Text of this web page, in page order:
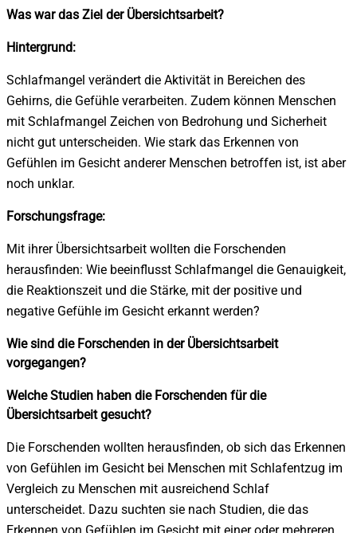
Was war das Ziel der Übersichtsarbeit?
Hintergrund:
Schlafmangel verändert die Aktivität in Bereichen des
Gehirns, die Gefühle verarbeiten. Zudem können Menschen
mit Schlafmangel Zeichen von Bedrohung und Sicherheit
nicht gut unterscheiden. Wie stark das Erkennen von
Gefühlen im Gesicht anderer Menschen betroffen ist, ist aber
noch unklar.
Forschungsfrage:
Mit ihrer Übersichtsarbeit wollten die Forschenden
herausfinden: Wie beeinflusst Schlafmangel die Genauigkeit,
die Reaktionszeit und die Stärke, mit der positive und
negative Gefühle im Gesicht erkannt werden?
Wie sind die Forschenden in der Übersichtsarbeit
vorgegangen?
Welche Studien haben die Forschenden für die
Übersichtsarbeit gesucht?
Die Forschenden wollten herausfinden, ob sich das Erkennen
von Gefühlen im Gesicht bei Menschen mit Schlafentzug im
Vergleich zu Menschen mit ausreichend Schlaf
unterscheidet. Dazu suchten sie nach Studien, die das